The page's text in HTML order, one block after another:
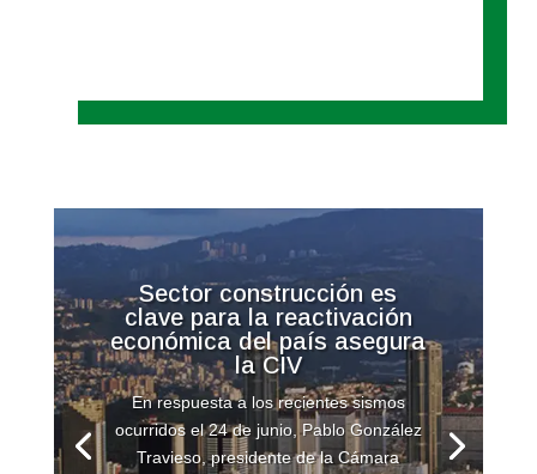
Sector construcción es
clave para la reactivación
económica del país asegura
la CIV
En respuesta a los recientes sismos
ocurridos el 24 de junio, Pablo González
Travieso, presidente de la Cámara